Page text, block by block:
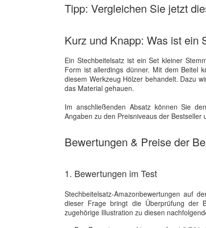
Tipp: Vergleichen Sie jetzt
Kurz und Knapp: Was ist ein
Ein Stechbeitelsatz ist ein Set kleiner
Form ist allerdings dünner. Mit dem Beitel
diesem Werkzeug Hölzer behandelt. Dazu
das Material gehauen.
Im anschließenden Absatz können Sie
Angaben zu den Preisniveaus der
Bewertungen & Preise der
1. Bewertungen im Test
Stechbeitelsatz-Amazonbewertungen auf
dieser Frage bringt die Überprüfung der
zugehörige Illustration zu diesen